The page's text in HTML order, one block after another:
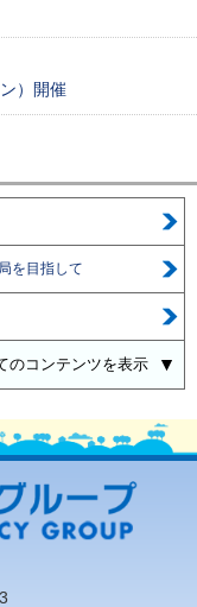
）開催
を目指して
のコンテンツを表示